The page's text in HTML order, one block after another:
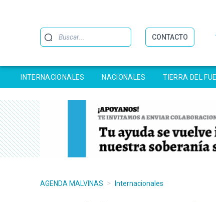
Buscar CONTACTO
INTERNACIONALES NACIONALES TIERRA DEL
AGENDA MALVINAS > Internacionales